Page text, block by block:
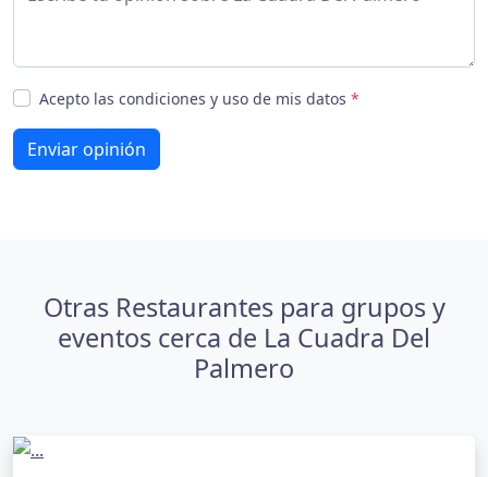
Acepto las condiciones y uso de mis datos *
Enviar opinión
Otras Restaurantes para grupos y
eventos cerca de La Cuadra Del
Palmero